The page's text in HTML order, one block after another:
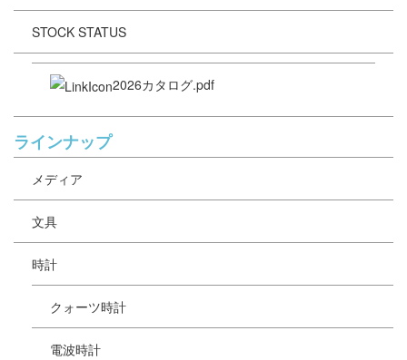
STOCK STATUS
2026カタログ.pdf
ラインナップ
メディア
文具
時計
クォーツ時計
電波時計